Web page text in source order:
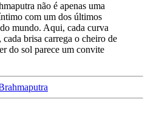
não é apenas uma
com um dos últimos
mundo. Aqui, cada curva
brisa carrega o cheiro de
do sol parece um convite